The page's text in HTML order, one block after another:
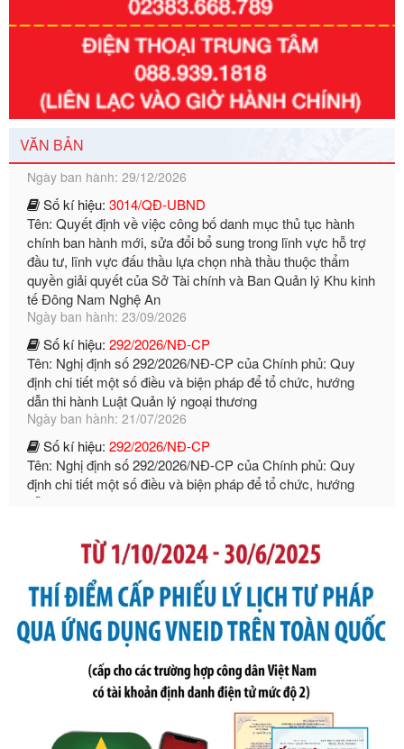
VĂN BẢN
351/2025/NĐ-CP
Tên: Nghị định số 351/2025/NĐ-CP của Chính phủ: Quy
định chuẩn nghèo đa chiều quốc gia giai đoạn 2026 - 2030
Ngày ban hành: 29/12/2026
Số kí hiệu:3014/QĐ-UBND
Tên: Quyết định về việc công bố danh mục thủ tục hành
chính ban hành mới, sửa đổi bổ sung trong lĩnh vực hỗ trợ
đầu tư, lĩnh vực đấu thầu lựa chọn nhà thầu thuộc thẩm
quyền giải quyết của Sở Tài chính và Ban Quản lý Khu kinh
tế Đông Nam Nghệ An
Ngày ban hành: 23/09/2026
Số kí hiệu: 292/2026/NĐ-CP
Tên: Nghị định số 292/2026/NĐ-CP của Chính phủ: Quy
định chi tiết một số điều và biện pháp để tổ chức, hướng
dẫn thi hành Luật Quản lý ngoại thương
Ngày ban hành: 21/07/2026
Số kí hiệu:292/2026/NĐ-CP
Tên: Nghị định số 292/2026/NĐ-CP của Chính phủ: Quy
định chi tiết một số điều và biện pháp để tổ chức, hướng
dẫn thi hành Luật Quản lý ngoại thương
Ngày ban hành: 21/07/2026
bỏ Thông tư số 87/2019/TT- BТC ngày 19 tháng 12 năm
2019 của Bộ trưởng Bộ Tài chính hướng dẫn thực hiện xử
phạt vi phạm hành chính trong lĩnh vực kho bạc nhà nước
Ngày ban hành: 21/07/2026
Số kí hiệu:291/2026/NĐ-CP
Tên: Nghị định số 291/2026/NĐ-CP của Chính phủ: Sửa
đổi, bổ sung một số điều của Nghị định số 125/2020/NĐ-СР
ngày 19 tháng 10 năm 2020 của Chính phủ quy định xử
phạt vi phạm hành chính về thuế, hóa đơn được sửa đổi, bổ
sung bởi Nghị định số 102/2021/NĐ-CP
Ngày ban hành: 20/07/2026